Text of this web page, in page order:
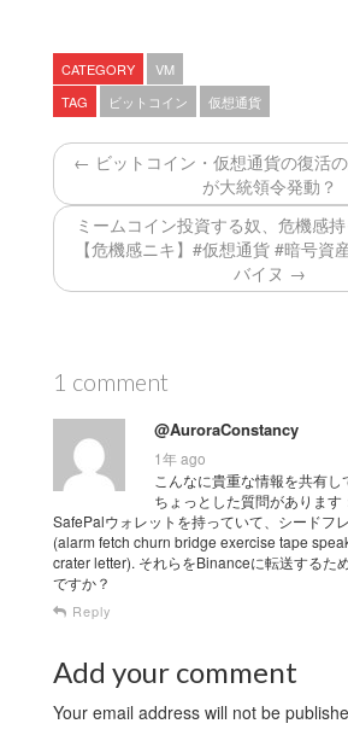
CATEGORY
VM
TAG
ビットコイン 仮想通貨
← ビットコイン・仮想通貨の復活
が大統領令発動？
ミームコイン投資する奴、危機感
【危機感ニキ】#仮想通貨 #暗号資
バイヌ →
1 comment
@AuroraConstancy
1年 ago
こんなに貴重な情報を共有し
ちょっとした質問があります
SafePalウォレットを持っていて、シードフ
(alarm fetch churn bridge exercise tape
crater letter). それらをBinanceに転送するた
ですか？
Reply
Add your comment
Your email address will not be